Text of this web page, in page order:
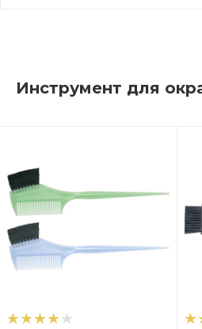
Инструмент для